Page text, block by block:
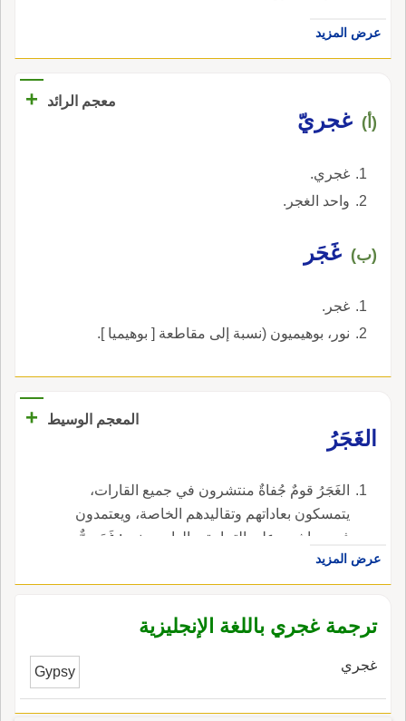
عرض المزيد
معجم الرائد +
(أ) غجريّ
غجري.
واحد الغجر.
(ب) غَجَر
غجر.
نور، بوهيميون (نسبة إلى مقاطعة [ بوهيميا ].
المعجم الوسيط
+
الغَجَرُ
الغَجَرُ قومٌ جُفاةٌ منتشرون في جميع القارات،
يتمسكون بعاداتهم وتقاليدهم الخاصة، ويعتمدون
في معاشهم على التجارة، والواحد منهم: غَجَريٌّ.
عرض المزيد
ترجمة غجري باللغة الإنجليزية
غجري Gypsy